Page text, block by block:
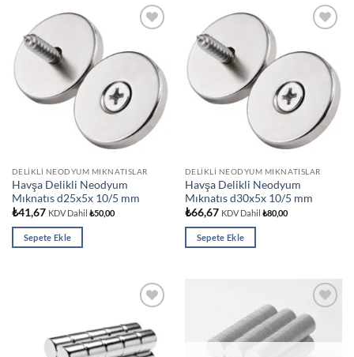
wishlist
DELIKLI NEODYUM MIKNATISLAR
Havşa Delikli Neodyum
Mıknatıs d25x5x 10/5 mm
₺41,67 KDV Dahil ₺50,00
Sepete Ekle
wishlist
DELIKLI NEODYUM MIKNATISLAR
Havşa Delikli Neodyum
Mıknatıs d30x5x 10/5 mm
₺66,67 KDV Dahil ₺80,00
Sepete Ekle
wishlist
Add to
wishlist